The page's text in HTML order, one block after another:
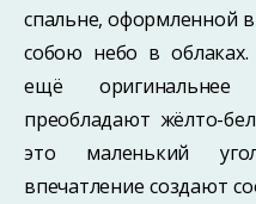
спальне, оформленной
собою небо в
ещё
преобладают жёлто-
это маленький
впечатление создают